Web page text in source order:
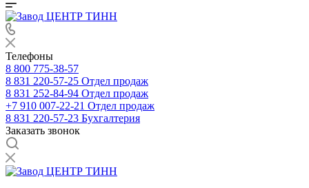
Телефоны
8 800 775-38-57
8 831 220-57-25 Отдел продаж
8 831 252-84-94 Отдел продаж
+7 910 007-22-21 Отдел продаж
8 831 220-57-23 Бухгалтерия
Заказать звонок